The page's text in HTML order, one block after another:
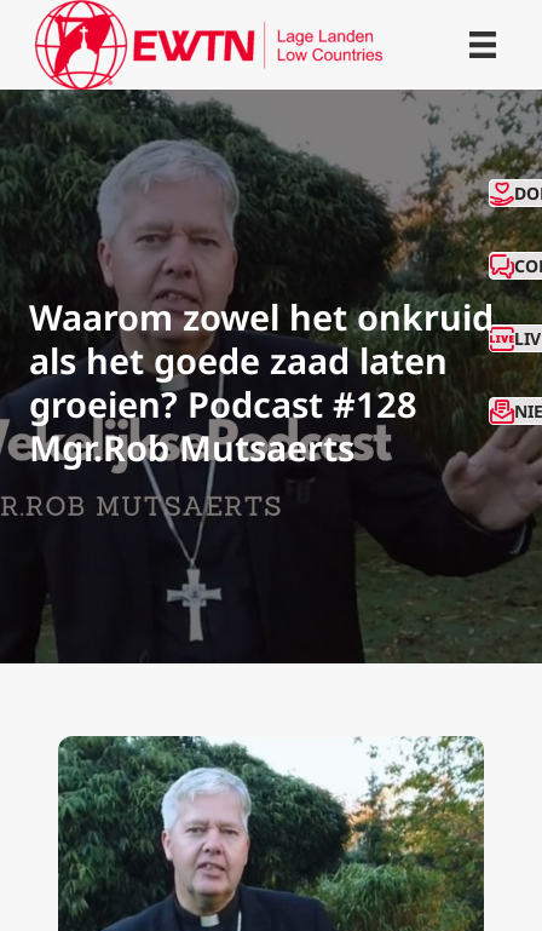
Waarom zowel het onkruid
als het goede zaad laten
groeien? Podcast #128
Mgr.Rob Mutsaerts